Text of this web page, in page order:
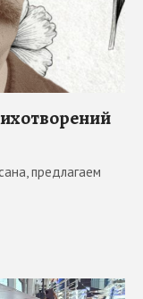
предлагаем